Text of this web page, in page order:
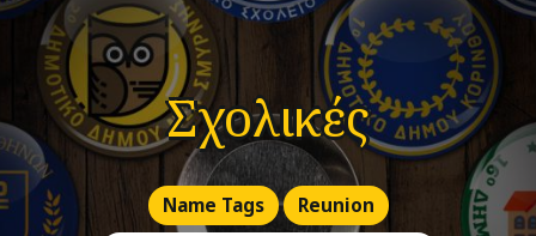
Σχολικές
Name Tags
Reunion